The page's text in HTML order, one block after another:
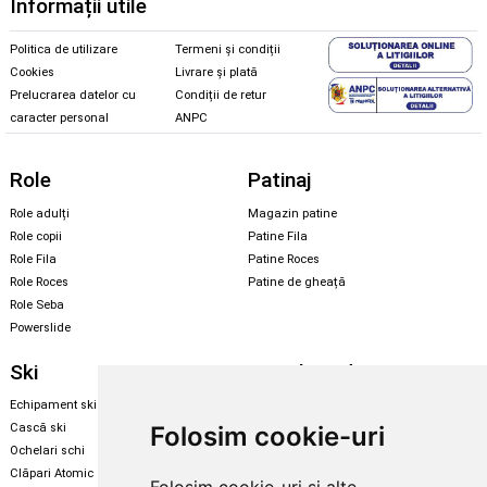
Folosim cookie-uri
Informații utile
Politica de utilizare
Cookies
Prelucrarea datelor cu
caracter personal
Termeni și condiții
Livrare și plată
Condiții de retur
ANPC
Role
Role adulți
Role copii
Role Fila
Role Roces
Role Seba
Powerslide
Patinaj
Magazin patine
Patine Fila
Patine Roces
Patine de gheață
Ski
Echipament ski
Cască ski
Ochelari schi
Clăpari Atomic
Snowboard
Echipament snowboard
Legături Rome SDS